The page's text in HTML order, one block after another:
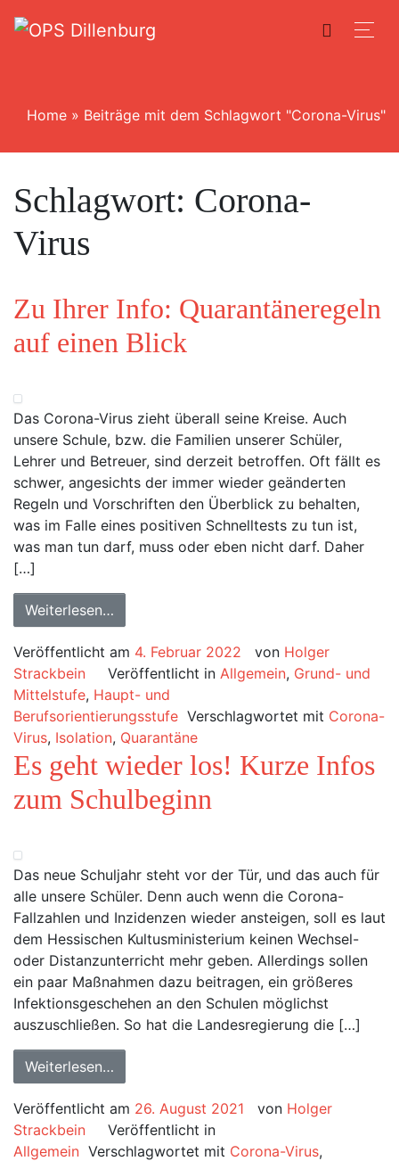
Home » Beiträge mit dem Schlagwort "Corona-Virus"
Schlagwort: Corona-
Virus
Zu Ihrer Info: Quarantäneregeln
auf einen Blick
Das Corona-Virus zieht überall seine Kreise. Auch
unsere Schule, bzw. die Familien unserer Schüler,
Lehrer und Betreuer, sind derzeit betroffen. Oft fällt es
schwer, angesichts der immer wieder geänderten
Regeln und Vorschriften den Überblick zu behalten,
was im Falle eines positiven Schnelltests zu tun ist,
was man tun darf, muss oder eben nicht darf. Daher
[…]
Weiterlesen…
Veröffentlicht am 4. Februar 2022 von Holger
Strackbein
Veröffentlicht in Allgemein, Grund- und
Mittelstufe, Haupt- und
Berufsorientierungsstufe Verschlagwortet mit Corona-
Virus, Isolation, Quarantäne
Es geht wieder los! Kurze Infos
zum Schulbeginn
Das neue Schuljahr steht vor der Tür, und das auch für
alle unsere Schüler. Denn auch wenn die Corona-
Fallzahlen und Inzidenzen wieder ansteigen, soll es laut
dem Hessischen Kultusministerium keinen Wechsel-
oder Distanzunterricht mehr geben. Allerdings sollen
ein paar Maßnahmen dazu beitragen, ein größeres
Infektionsgeschehen an den Schulen möglichst
auszuschließen. So hat die Landesregierung die […]
Weiterlesen…
Veröffentlicht am 26. August 2021 von Holger
Strackbein
Veröffentlicht in
Allgemein Verschlagwortet mit Corona-Virus,